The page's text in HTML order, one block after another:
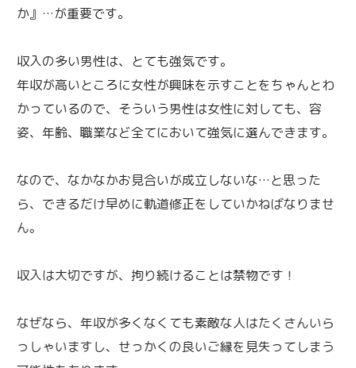
か』…が重要です。
収入の多い男性は、とても強気です。
年収が高いところに女性が興味を示すことをちゃんとわ
かっているので、そういう男性は女性に対しても、容
姿、年齢、職業など全てにおいて強気に選んできます。
なので、なかなかお見合いが成立しないな…と思った
ら、できるだけ早めに軌道修正をしていかねばなりませ
ん。
収入は大切ですが、拘り続けることは禁物です！
なぜなら、年収が多くなくても素敵な人はたくさんいら
っしゃいますし、せっかくの良いご縁を見失ってしまう